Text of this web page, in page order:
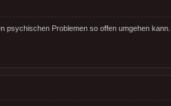
psychischen Problemen so offen umgehen kann...